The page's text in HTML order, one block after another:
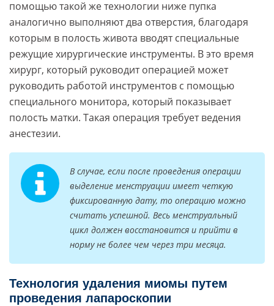
помощью такой же технологии ниже пупка
аналогично выполняют два отверстия, благодаря
которым в полость живота вводят специальные
режущие хирургические инструменты. В это время
хирург, который руководит операцией может
руководить работой инструментов с помощью
специального монитора, который показывает
полость матки. Такая операция требует ведения
анестезии.
В случае, если после проведения операции
выделение менструации имеет четкую
фиксированную дату, то операцию можно
считать успешной. Весь менструальный
цикл должен восстановится и прийти в
норму не более чем через три месяца.
Технология удаления миомы путем
проведения лапароскопии